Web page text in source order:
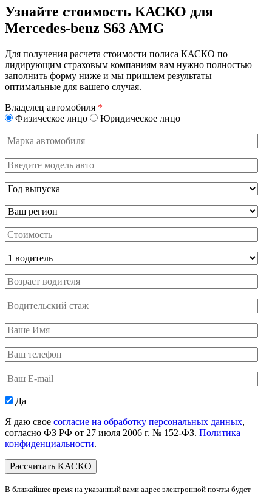
Узнайте стоимость КАСКО для
Mercedes-benz S63 AMG
Для получения расчета стоимости полиса КАСКО по
лидирующим страховым компаниям вам нужно полностью
заполнить форму ниже и мы пришлем результаты
оптимальные для вашего случая.
Владелец автомобиля *
Физическое лицо
Юридическое лицо
Марка
автомобиля
Введите
модель
авто
Год
выпуска
Регион
Стоимость,
руб.
Водитель
Возраст
водителя
Водительский
стаж
Ваше
Имя
Ваш
телефон
Ваш
E-
mail
Персональные
Да
Я даю свое согласие на обработку персональных данных,
согласно ФЗ РФ от 27 июля 2006 г. № 152-ФЗ. Политика
конфиденциальности.
В ближайшее время на указанный вами адрес электронной почты будет